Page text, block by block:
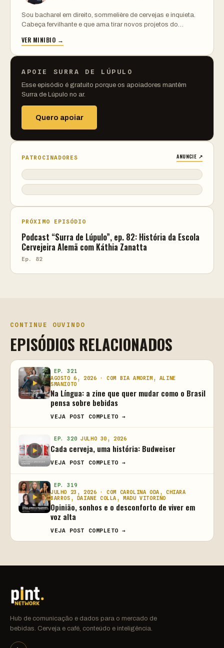
Sou bacharel em direito, sommelière de cervejas e inquieta.
Cabeça fervilhante e que ama tirar novos projetos do…
VER MINIBIO →
APOIE SURRA DE LÚPULO
Esse episódio é gratuito porque os apoiadores mantêm
Surra de Lúpulo no ar.
Quero apoiar
PATROCINADORES ANUNCIE ↗
PRÓXIMO EPISÓDIO
Podcast “Surra de Lúpulo”, ep. 82: História da Escola
Cervejeira Alemã com Káthia Zanatta
Ep. 82
CONTINUE OUVINDO
EPISÓDIOS RELACIONADOS
EP. 321
AGOSTO 6, 2026 · COM BIA AMORIM, ALINE
SMANIOTO
Na Língua: a zine que quer mudar como o Brasil
pensa sobre bebidas
VEJA POST COMPLETO →
EP. 320 JULHO 30, 2026
Cada cerveja, uma história: Budweiser
VEJA POST COMPLETO →
EP. 319
JULHO 23, 2026 · COM CAROLINA ODA, CHIARA
BARROS, DAIANE COLLA, MADU VITORINO
Opinião, sonhos e o desconforto de viver em
voz alta
VEJA POST COMPLETO →
Hub de comunicação e dados para o mercado de
bebidas. Cerveja e café, conteúdo e inteligência.